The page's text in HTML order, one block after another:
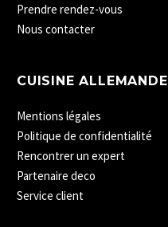
Prendre rendez-vous
Nous contacter
CUISINE ALLEMANDE
Mentions légales
Politique de confidentialité
Rencontrer un expert
Partenaire deco
Service client